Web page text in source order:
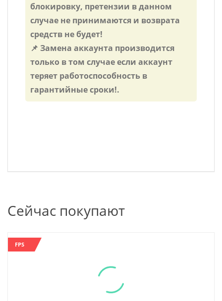
блокировку, претензии в данном
случае не принимаются и возврата
средств не будет!
📌 Замена аккаунта производится
только в том случае если аккаунт
теряет работоспособность в
гарантийные сроки!.
Сейчас покупают
FPS